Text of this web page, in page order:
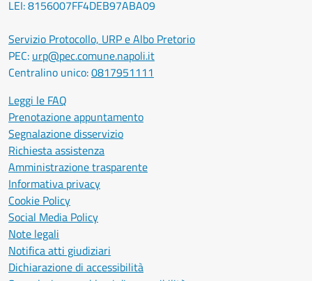
LEI: 8156007FF4DEB97ABA09
Servizio Protocollo, URP e Albo Pretorio
PEC: urp@pec.comune.napoli.it
Centralino unico:0817951111
Leggi le FAQ
Prenotazione appuntamento
Segnalazione disservizio
Richiesta assistenza
Amministrazione trasparente
Informativa privacy
Cookie Policy
Social Media Policy
Note legali
Notifica atti giudiziari
Dichiarazione di accessibilità